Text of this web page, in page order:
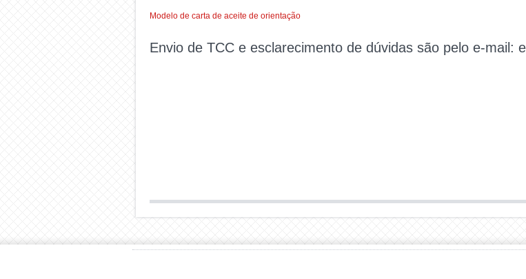
Modelo de carta de aceite de orientação
Envio de TCC e esclarecimento de dúvidas são pelo e-mail: